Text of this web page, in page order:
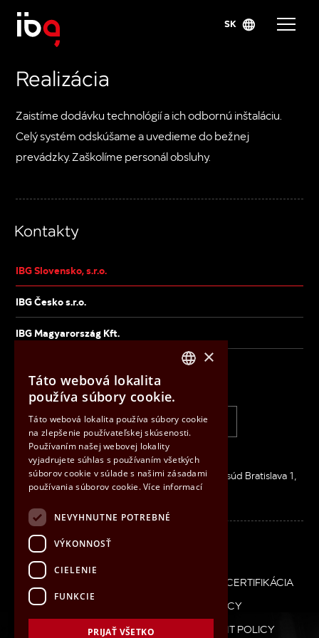
SK
Realizácia
Zaistíme dodávku technológií a ich odbornú inštaláciu.
Celý systém odskúšame a uvedieme do bežnej
prevádzky. Zaškolíme personál obsluhy.
Kontakty
IBG Slovensko, s.r.o.
IBG Česko s.r.o.
IBG Magyarország Kft.
IBG Slovensko, s.r.o.
+421 33 6407 660 info@ibg.sk
Inovačná 2626/8, 900 01 MODRA
IČO: 36026506 / DIČ: SK2020083186 / Okresný súd Bratislava 1,
oddiel s.r.o., vložka 33548/B
Patička
SK
COOKIES
CERTIFIKÁCIA
ETHICAL CONDUCT POLICY
SUPPLIER RELATIONSHIP MANAGEMENT POLICY
HUNGARIAN
SLOVAK
×
Táto webová lokalita
používa súbory cookie.
Táto webová lokalita používa súbory cookie
na zlepšenie používateľskej skúsenosti.
Používaním našej webovej lokality
vyjadrujete súhlas s používaním všetkých
súborov cookie v súlade s našimi zásadami
používania súborov cookie.Více informací
NEVYHNUTNE POTREBNÉ
VÝKONNOSŤ
CIELENIE
FUNKCIE
PRIJAŤ VŠETKO